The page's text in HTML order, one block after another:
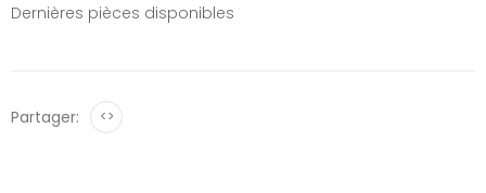
Dernières pièces disponibles
Partager: <>